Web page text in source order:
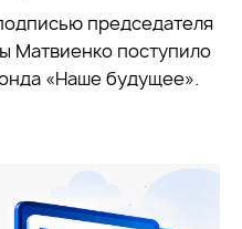
председателя
Матвиенко поступило
«Наше будущее».